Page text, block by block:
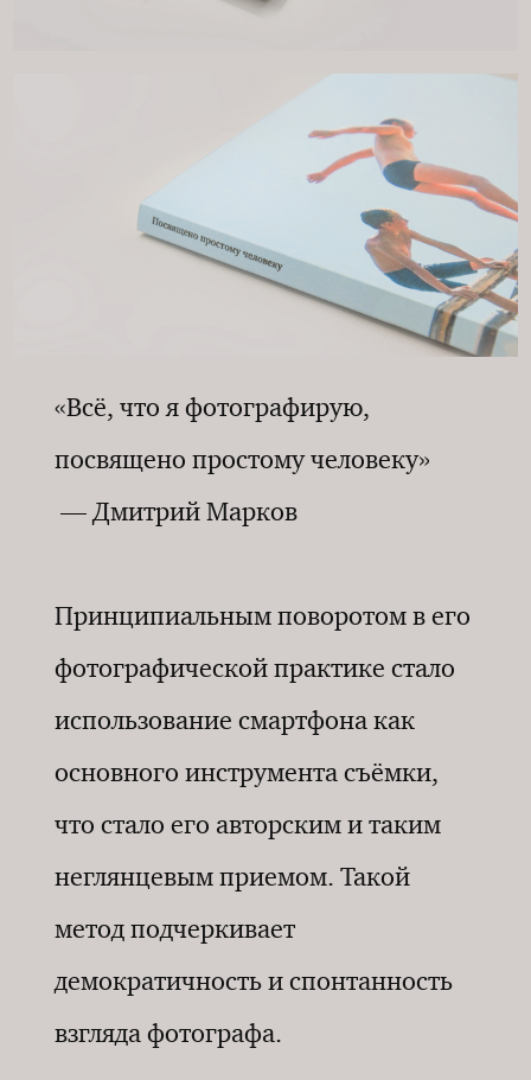
«Всё, что я фотографирую,
посвящено простому человеку»
— Дмитрий Марков
Принципиальным поворотом в его
фотографической практике стало
использование смартфона как
основного инструмента съёмки,
что стало его авторским и таким
неглянцевым приемом. Такой
метод подчеркивает
демократичность и спонтанность
взгляда фотографа.